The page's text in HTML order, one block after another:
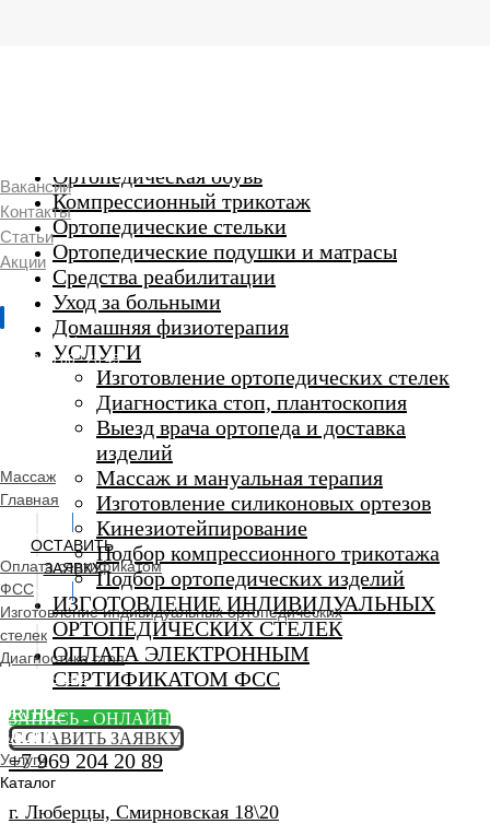
г. Люберцы
Пн-Вс 9:00 - 20:45
салон
Ортопедическая обувь
Компрессионный трикотаж
Ортопедические стельки
Ортопедические подушки и матрасы
Средства реабилитации
Уход за больными
Домашняя физиотерапия
УСЛУГИ
Изготовление ортопедических стелек
Диагностика стоп, плантоскопия
Выезд врача ортопеда и доставка
изделий
Массаж и мануальная терапия
Изготовление силиконовых ортезов
Кинезиотейпирование
Подбор компрессионного трикотажа
Подбор ортопедических изделий
ИЗГОТОВЛЕНИЕ ИНДИВИДУАЛЬНЫХ
ОРТОПЕДИЧЕСКИХ СТЕЛЕК
ОПЛАТА ЭЛЕКТРОННЫМ
СЕРТИФИКАТОМ ФСС
ЗАПИСЬ - ОНЛАЙН
ОСТАВИТЬ ЗАЯВКУ
+7 969 204 20 89
г. Люберцы, Смирновская 18\20
Вакансии
Контакты
Статьи
Акции
Массаж
Главная
ОСТАВИТЬ
ЗАЯВКУ
Оплата сертификатом
ФСС
Изготовление индивидуальных ортопедических
стелек
Диагностика стоп
Ортопедический
ORTHO -
SALON
Услуги
Каталог